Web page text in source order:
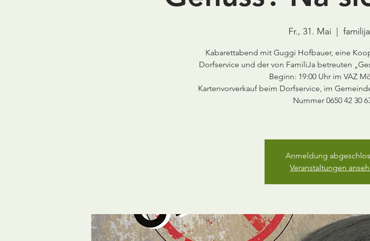
Fr., 31. Mai
Kabarettabend mit Guggi Hofbauer, eine
Dorfservice und der von FamiliJa betreuten
Beginn: 19:00 Uhr im VAZ
Kartenvorverkauf beim Dorfservice, im
Nummer 0650 42 30
Anmeldung
Veranstaltungen